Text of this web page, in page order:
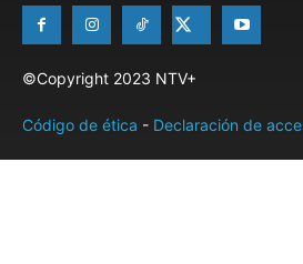
©Copyright 2023 NTV+
Código de ética - Declaración de